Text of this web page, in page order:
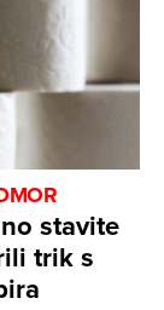
stavite
trik s